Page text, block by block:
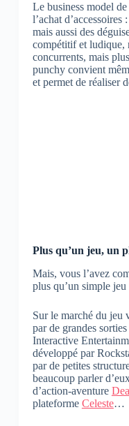
Le business model
l’achat d’accessoires
mais aussi des
compétitif et ludique,
concurrents, mais
punchy convient
et permet de réaliser
Plus qu’un jeu, un
Mais, vous l’avez
plus qu’un simple
Sur le marché du jeu
par de grandes sorties
Interactive
développé par
par de petites
beaucoup parler
d’action-aventure
plateforme Celeste…